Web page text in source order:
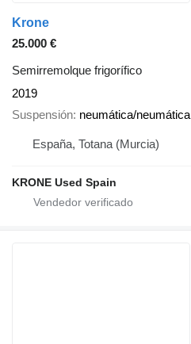
Krone
25.000 €
Semirremolque frigorífico
2019
Suspensión neumática/neumática
España, Totana (Murcia)
KRONE Used Spain